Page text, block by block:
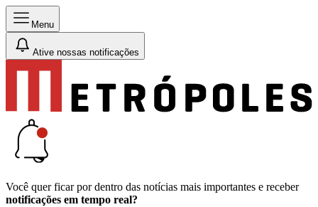
Menu
Ative nossas notificações
Você quer ficar por dentro das notícias mais importantes e receber
notificações em tempo real?